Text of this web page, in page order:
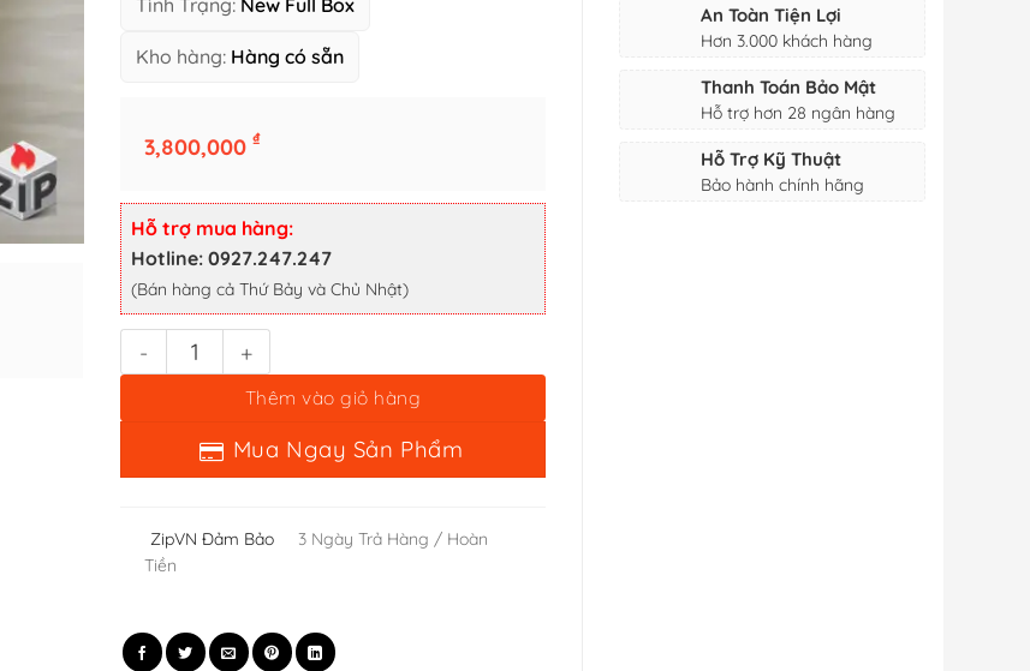
Kho hàng: Hàng có sẵn
3,800,000 ₫
Hỗ trợ mua hàng:
Hotline: 0927.247.247
(Bán hàng cả Thứ Bảy và Chủ Nhật)
Zippo Time Đồng Hồ Cơ Khí Kỷ Niệm 125 Năm Đường Sắt Nhật Lắc Kê Bạc Dạ Quang - 13 La Mã số lượng
Thêm vào giỏ hàng
Mua Ngay Sản Phẩm
ZipVN Đảm Bảo
3 Ngày Trả Hàng / Hoàn
Tiền
An Toàn Tiện Lợi
Hơn 3.000 khách hàng
Thanh Toán Bảo Mật
Hỗ trợ hơn 28 ngân hàng
Hỗ Trợ Kỹ Thuật
Bảo hành chính hãng